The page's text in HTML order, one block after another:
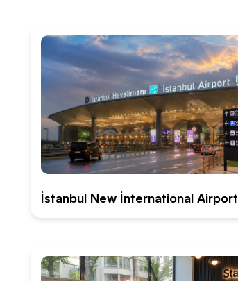
İstanbul New İnternational Airport